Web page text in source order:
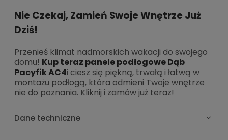
Nie Czekaj, Zamień Swoje Wnętrze Już
Dziś!
Przenieś klimat nadmorskich wakacji do swojego
domu! Kup teraz panele podłogowe Dąb
Pacyfik AC4i ciesz się piękną, trwałą i łatwą w
montażu podłogą, która odmieni Twoje wnętrze
nie do poznania. Kliknij i zamów już teraz!
Dane techniczne